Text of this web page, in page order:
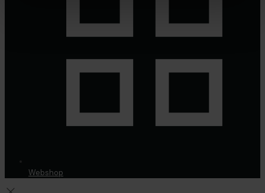
Webshop